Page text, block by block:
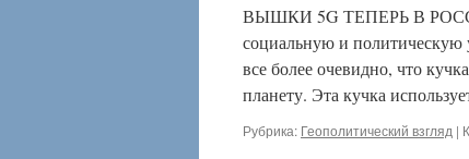
ВЫШКИ 5G ТЕПЕРЬ В
социальную и
все более очевидно, что
планету. Эта кучка
Рубрика: Геополитический взгляд |